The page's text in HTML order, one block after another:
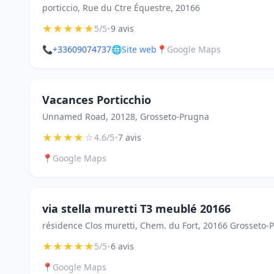
porticcio, Rue du Ctre Équestre, 20166
★★★★★5/5•9 avis
📞+33609074737🌐Site web 📍 Google Maps
Vacances Porticchio
Unnamed Road, 20128, Grosseto-Prugna
★★★★☆4.6/5•7 avis
📍 Google Maps
via stella muretti T3 meublé 20166
résidence Clos muretti, Chem. du Fort, 20166 Grosseto-
★★★★★5/5•6 avis
📍 Google Maps